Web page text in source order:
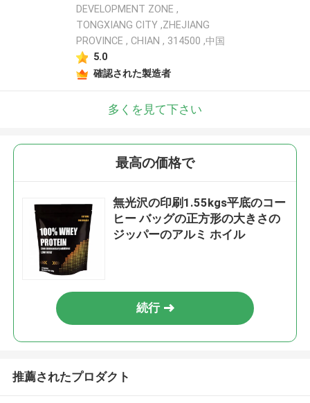
DEVELOPMENT ZONE ,
TONGXIANG CITY ,ZHEJIANG
PROVINCE , CHIAN , 314500 ,中国
5.0
確認された製造者
多くを見て下さい
最高の価格で
無光沢の印刷1.55kgs平底のコー
ヒー バッグの正方形の大きさの
ジッパーのアルミ ホイル
続行
推薦されたプロダクト